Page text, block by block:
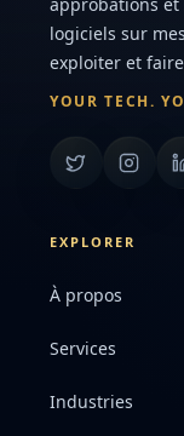
logiciels sur
exploiter et
YOUR TECH.
EXPLORER
À propos
Services
Industries